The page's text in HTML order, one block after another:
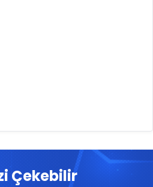
Çekebilir